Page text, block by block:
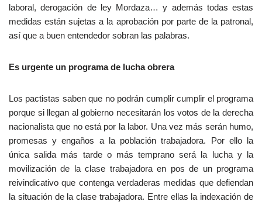
laboral, derogación de ley Mordaza… y además todas estas
medidas están sujetas a la aprobación por parte de la patronal,
así que a buen entendedor sobran las palabras.
Es urgente un programa de lucha obrera
Los pactistas saben que no podrán cumplir cumplir el programa
porque si llegan al gobierno necesitarán los votos de la derecha
nacionalista que no está por la labor. Una vez más serán humo,
promesas y engaños a la población trabajadora. Por ello la
única salida más tarde o más temprano será la lucha y la
movilización de la clase trabajadora en pos de un programa
reivindicativo que contenga verdaderas medidas que defiendan
la situación de la clase trabajadora. Entre ellas la indexación de